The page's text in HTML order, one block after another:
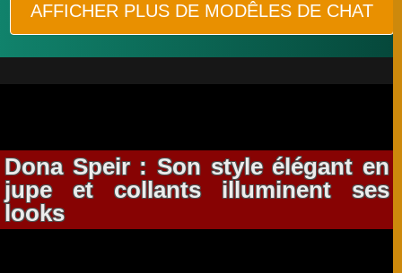
AFFICHER PLUS DE MODÊLES DE CHAT
Dona Speir : Son style élégant en
jupe et collants illuminent ses
looks